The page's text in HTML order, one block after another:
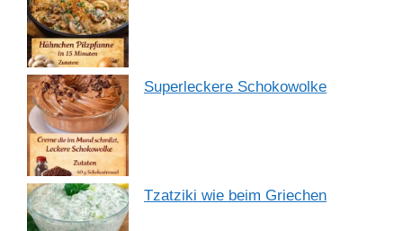
Superleckere Schokowolke
Tzatziki wie beim Griechen